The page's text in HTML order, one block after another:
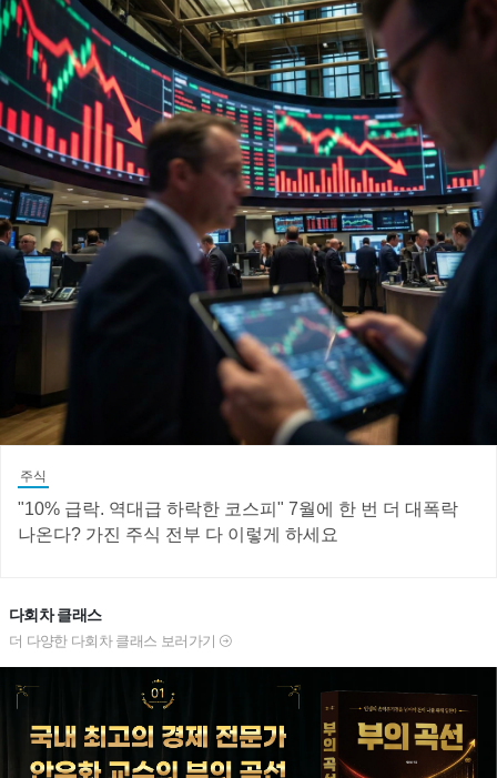
주식
"10% 급락. 역대급 하락한 코스피" 7월에 한 번 더 대폭락
나온다? 가진 주식 전부 다 이렇게 하세요
다회차 클래스
더 다양한 다회차 클래스 보러가기